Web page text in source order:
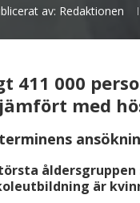
av: Redaktionen
411 000
med
åldersgruppen
är